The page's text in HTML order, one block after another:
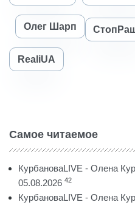
Олег Шарп
RealiUA
Самое читаемое
КурбановаLIVE - Олена
05.08.2026 42
КурбановаLIVE - Олена